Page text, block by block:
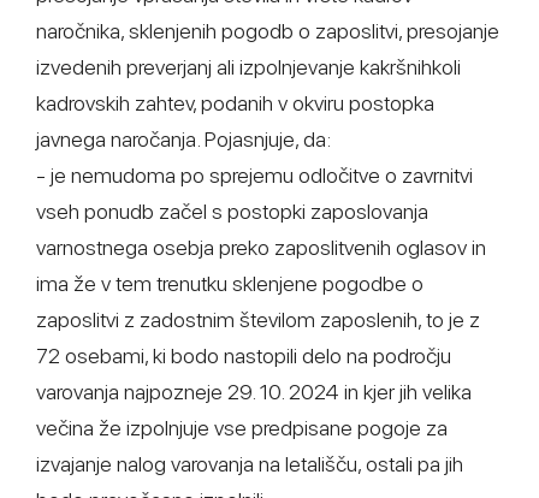
naročnika, sklenjenih pogodb o zaposlitvi, presojanje
izvedenih preverjanj ali izpolnjevanje kakršnihkoli
kadrovskih zahtev, podanih v okviru postopka
javnega naročanja. Pojasnjuje, da:
- je nemudoma po sprejemu odločitve o zavrnitvi
vseh ponudb začel s postopki zaposlovanja
varnostnega osebja preko zaposlitvenih oglasov in
ima že v tem trenutku sklenjene pogodbe o
zaposlitvi z zadostnim številom zaposlenih, to je z
72 osebami, ki bodo nastopili delo na področju
varovanja najpozneje 29. 10. 2024 in kjer jih velika
večina že izpolnjuje vse predpisane pogoje za
izvajanje nalog varovanja na letališču, ostali pa jih